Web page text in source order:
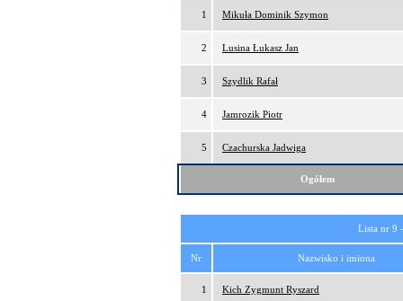
1 Mikuła Dominik Szymon
2 Lusina Łukasz Jan
3 Szydlik Rafał
4 Jamrozik Piotr
5 Czachurska Jadwiga
Ogółem
Lista nr 9
Nr Nazwisko i imiona
1 Kich Zygmunt Ryszard